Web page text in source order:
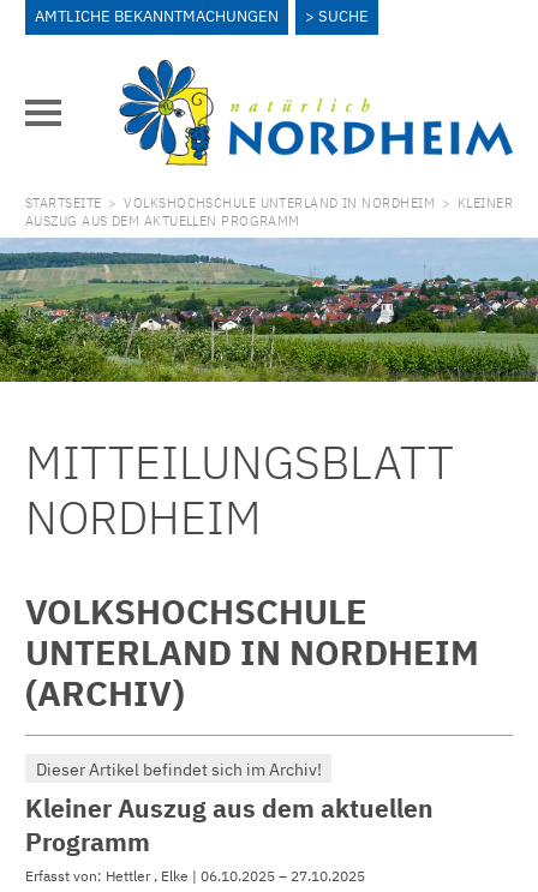
AMTLICHE BEKANNTMACHUNGEN SUCHE
STARTSEITE > VOLKSHOCHSCHULE UNTERLAND IN NORDHEIM > KLEINER
AUSZUG AUS DEM AKTUELLEN PROGRAMM
MITTEILUNGSBLATT
NORDHEIM
VOLKSHOCHSCHULE
UNTERLAND IN NORDHEIM
(ARCHIV)
Dieser Artikel befindet sich im Archiv!
Kleiner Auszug aus dem aktuellen
Programm
Erfasst von: Hettler , Elke | 06.10.2025 – 27.10.2025